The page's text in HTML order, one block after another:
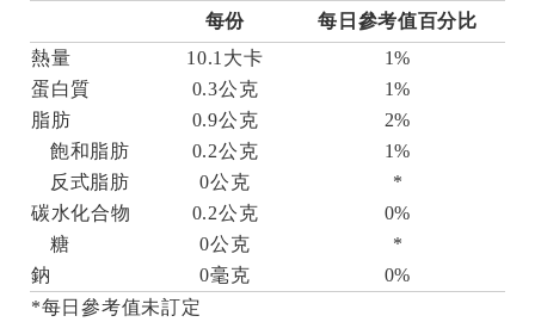
每份
每日參考值百分比
熱量
10.1大卡
1%
蛋白質
0.3公克
1%
脂肪
0.9公克
2%
飽和脂肪
0.2公克
1%
反式脂肪
0公克
*
碳水化合物
0.2公克
0%
糖
0公克
*
鈉
0毫克
0%
*每日參考值未訂定